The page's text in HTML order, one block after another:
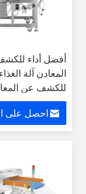
أفضل أداء
المعادن آلة
للكشف عن
من الطعام
احصل على